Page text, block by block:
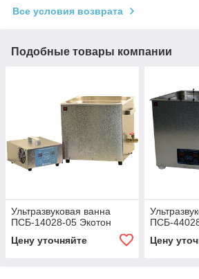
Все условия возврата
Подобные товары компании
Ультразвуковая ванна
ПСБ-14028-05 Экотон
Цену уточняйте
ПСБ-
Цену